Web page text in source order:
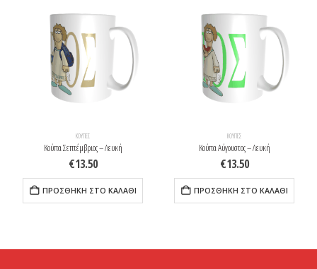
ΚΟΎΠΕΣ
Κούπα Σεπτέμβριος – Λευκή
€13.50
ΠΡΟΣΘΉΚΗ ΣΤΟ ΚΑΛΆΘΙ
ΚΟΎΠΕΣ
Κούπα Αύγουστος – Λευκή
€13.50
ΠΡΟΣΘΉΚΗ ΣΤΟ ΚΑΛΆΘΙ